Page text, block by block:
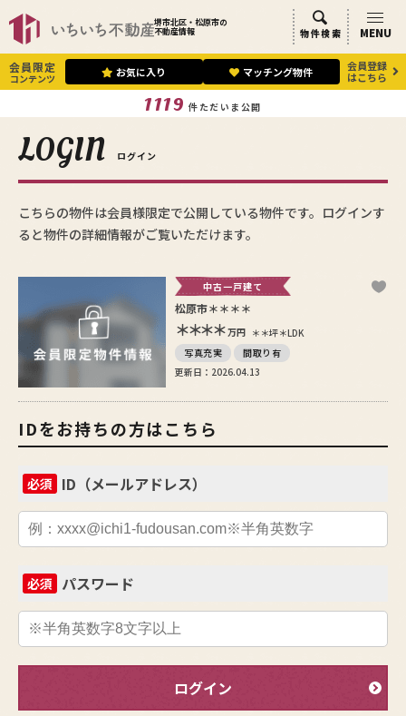
堺市北区・松原市の
不動産情報 物件検索 MENU
会員限定
コンテンツ お気に入り マッチング物件
会員登録
はこちら
1119 件ただいま公開
LOGIN ログイン
こちらの物件は会員様限定で公開している物件です。ログインす
ると物件の詳細情報がご覧いただけます。
中古一戸建て
松原市＊＊＊＊
＊＊＊＊ 万円 ＊＊坪＊LDK
写真充実
間取り有
更新日：2026.04.13
IDをお持ちの方はこちら
必須 ID（メールアドレス）
必須 パスワード
ログイン